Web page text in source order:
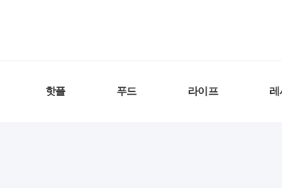
핫플 푸드 라이프 레